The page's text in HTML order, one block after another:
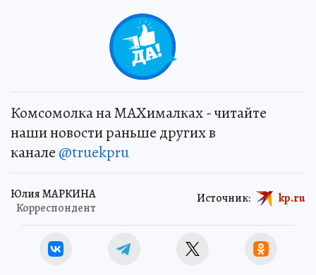
Комсомолка на MAXималках - читайте
наши новости раньше других в
канале @truekpru
Юлия МАРКИНА
Корреспондент
Источник: kp.ru